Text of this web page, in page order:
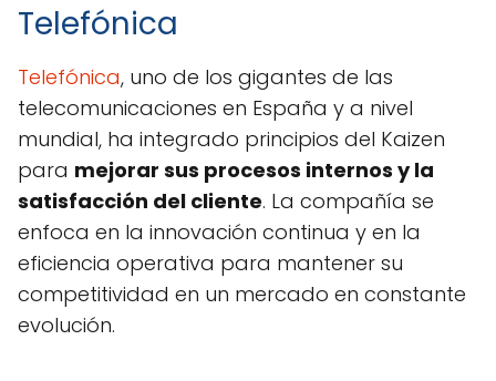
Telefónica
Telefónica, uno de los gigantes de las
telecomunicaciones en España y a nivel
mundial, ha integrado principios del Kaizen
para mejorar sus procesos internos y la
satisfacción del cliente. La compañía se
enfoca en la innovación continua y en la
eficiencia operativa para mantener su
competitividad en un mercado en constante
evolución.